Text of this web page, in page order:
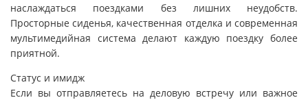
наслаждаться поездками без лишних неудобств.
Просторные сиденья, качественная отделка и современная
мультимедийная система делают каждую поездку более
приятной.
Статус и имидж
Если вы отправляетесь на деловую встречу или важное